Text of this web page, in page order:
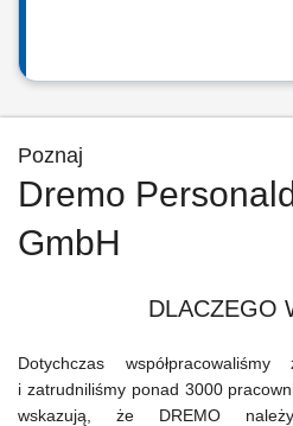
Poznaj
Dremo
GmbH
DLACZEGO
Dotychczas
i zatrudniliśmy ponad 3000
wskazują, że DREMO